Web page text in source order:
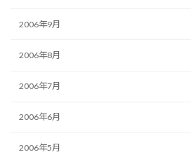
2006年9月
2006年8月
2006年7月
2006年6月
2006年5月